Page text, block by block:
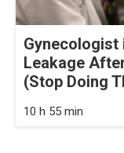
Gynecologist
Leakage
(Stop Doing
10 h 55 min